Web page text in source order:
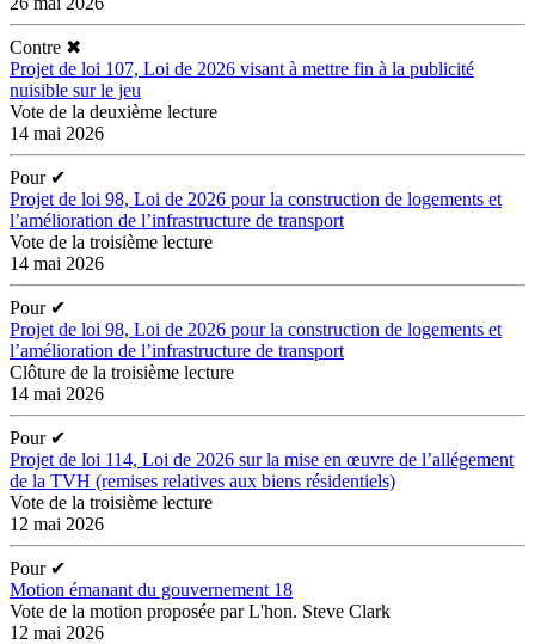
Contre ✖
Projet de loi 107, Loi de 2026 visant à mettre fin à la publicité
nuisible sur le jeu
Vote de la deuxième lecture
14 mai 2026
Pour ✔
Projet de loi 98, Loi de 2026 pour la construction de logements et
l’amélioration de l’infrastructure de transport
Vote de la troisième lecture
14 mai 2026
Pour ✔
Projet de loi 98, Loi de 2026 pour la construction de logements et
l’amélioration de l’infrastructure de transport
Clôture de la troisième lecture
14 mai 2026
Pour ✔
Projet de loi 114, Loi de 2026 sur la mise en œuvre de l’allégement
de la TVH (remises relatives aux biens résidentiels)
Vote de la troisième lecture
12 mai 2026
Pour ✔
Motion émanant du gouvernement 18
Vote de la motion proposée par L'hon. Steve Clark
12 mai 2026